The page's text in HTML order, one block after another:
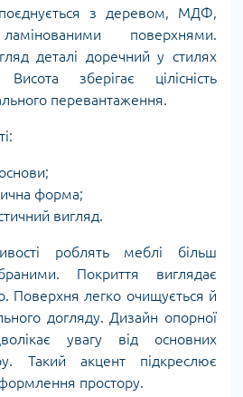
з деревом, МДФ,
поверхнями.
деталі доречний у стилях
зберігає цілісність
перевантаження.
форма;
вигляд.
роблять меблі більш
Покриття виглядає
Поверхня легко очищується й
догляду. Дизайн опорної
увагу від основних
Такий акцент підкреслює
простору.